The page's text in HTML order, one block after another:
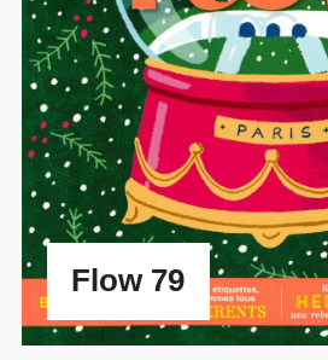
Flow 79